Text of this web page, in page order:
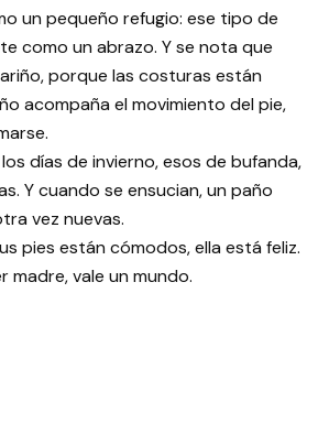
un pequeño refugio: ese tipo de
como un abrazo. Y se nota que
porque las costuras están
acompaña el movimiento del pie,
días de invierno, esos de bufanda,
Y cuando se ensucian, un paño
vez nuevas.
pies están cómodos, ella está feliz.
madre, vale un mundo.